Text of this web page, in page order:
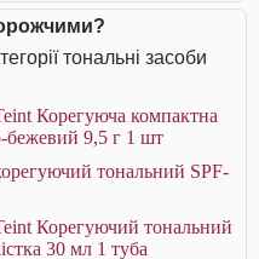
тональні засоби
Корегуюча компактна
бежевий 9,5 г 1 шт
тональний SPF-
Корегуючий тональний
30 мл 1 туба